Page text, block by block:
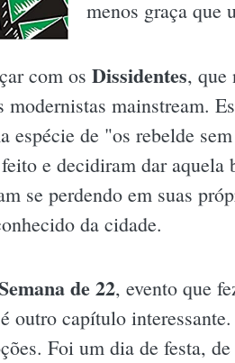
menos graça que
com os Dissidentes, que
modernistas mainstream.
espécie de "os rebelde
e decidiram dar
se perdendo em suas
da cidade.
de 22, evento que
outro capítulo
Foi um dia de festa,